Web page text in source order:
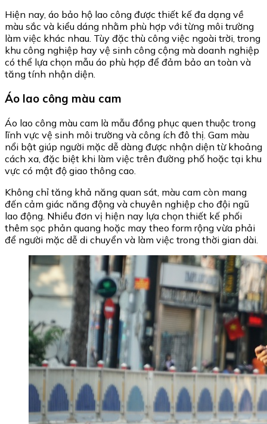
Hiện nay, áo bảo hộ lao công được thiết kế đa dạng về
màu sắc và kiểu dáng nhằm phù hợp với từng môi trường
làm việc khác nhau. Tùy đặc thù công việc ngoài trời, trong
khu công nghiệp hay vệ sinh công cộng mà doanh nghiệp
có thể lựa chọn mẫu áo phù hợp để đảm bảo an toàn và
tăng tính nhận diện.
Áo lao công màu cam
Áo lao công màu cam là mẫu đồng phục quen thuộc trong
lĩnh vực vệ sinh môi trường và công ích đô thị. Gam màu
nổi bật giúp người mặc dễ dàng được nhận diện từ khoảng
cách xa, đặc biệt khi làm việc trên đường phố hoặc tại khu
vực có mật độ giao thông cao.
Không chỉ tăng khả năng quan sát, màu cam còn mang
đến cảm giác năng động và chuyên nghiệp cho đội ngũ
lao động. Nhiều đơn vị hiện nay lựa chọn thiết kế phối
thêm sọc phản quang hoặc may theo form rộng vừa phải
để người mặc dễ di chuyển và làm việc trong thời gian dài.